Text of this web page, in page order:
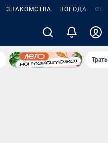
ЗНАКОМСТВА ПОГОДА